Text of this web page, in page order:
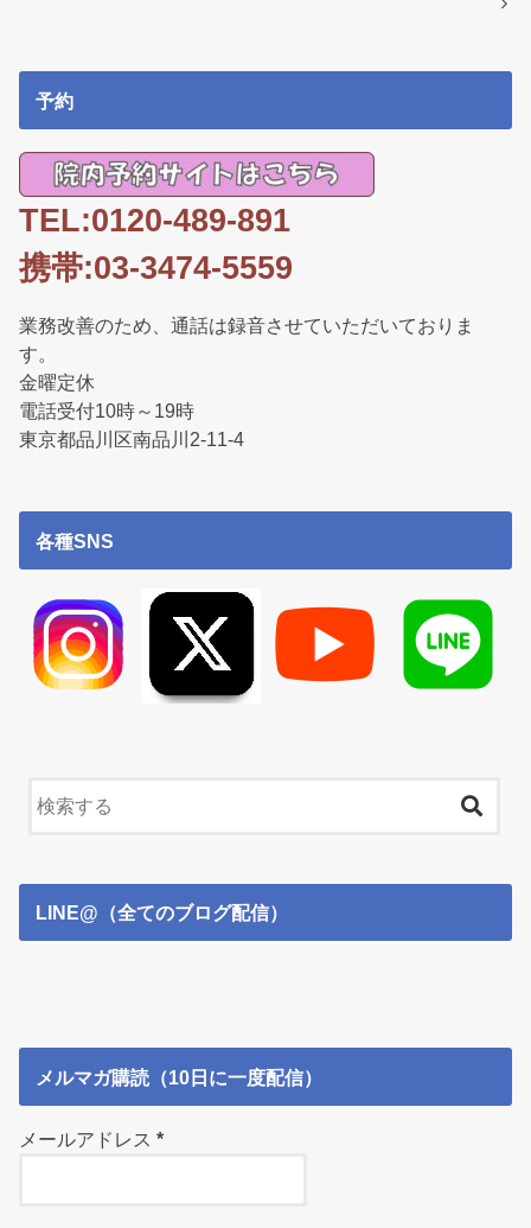
予約
TEL:0120-489-891
携帯:03-3474-5559
業務改善のため、通話は録音させていただいておりま
す。
金曜定休
電話受付10時～19時
東京都品川区南品川2-11-4
各種SNS
LINE@（全てのブログ配信）
メルマガ購読（10日に一度配信）
メールアドレス*